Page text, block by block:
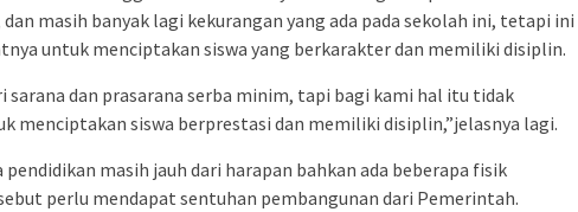
masih banyak lagi kekurangan yang ada pada sekolah ini, tetapi ini
untuk menciptakan siswa yang berkarakter dan memiliki disiplin.
sarana dan prasarana serba minim, tapi bagi kami hal itu tidak
menciptakan siswa berprestasi dan memiliki disiplin,”jelasnya lagi.
pendidikan masih jauh dari harapan bahkan ada beberapa fisik
perlu mendapat sentuhan pembangunan dari Pemerintah.